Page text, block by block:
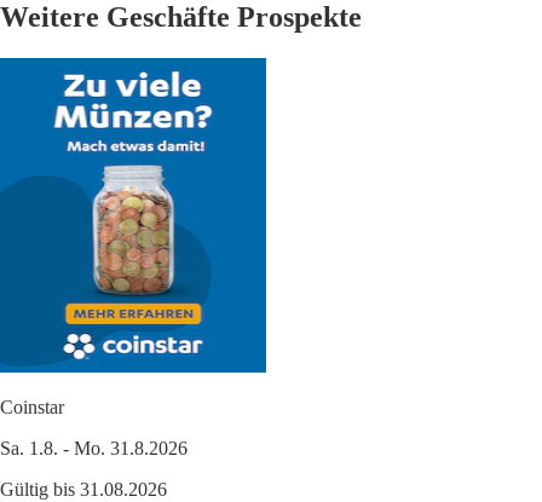
Weitere Geschäfte Prospekte
Coinstar
Sa. 1.8. - Mo. 31.8.2026
Gültig bis 31.08.2026